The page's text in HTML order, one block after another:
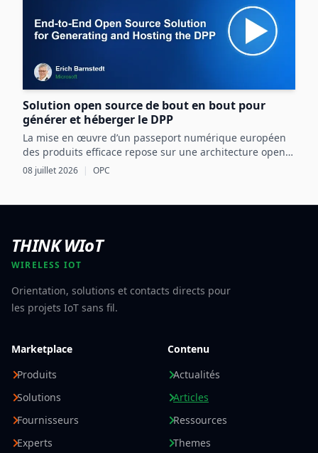
Solution open source de bout en bout pour
générer et héberger le DPP
La mise en œuvre d’un passeport numérique européen
des produits efficace repose sur une architecture open
source intégrant OPC UA, les normes CEN/CENELEC et
des mécanismes d’échange sécurisés basés sur l’EDC.
08 juillet 2026 | OPC
THINK WIoT
WIRELESS IOT
Orientation, solutions et contacts directs pour
les projets IoT sans fil.
Marketplace
Produits
Solutions
Fournisseurs
Experts
Contenu
Actualités
Articles
Ressources
Themes